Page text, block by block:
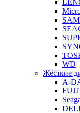
WD
Жёсткие
A-